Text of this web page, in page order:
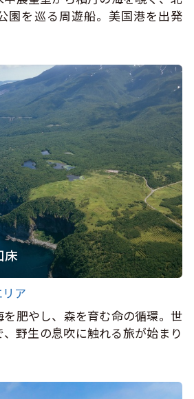
園を巡る周遊船。美国港を出発
床
ア
肥やし、森を育む命の循環。世
野生の息吹に触れる旅が始まり